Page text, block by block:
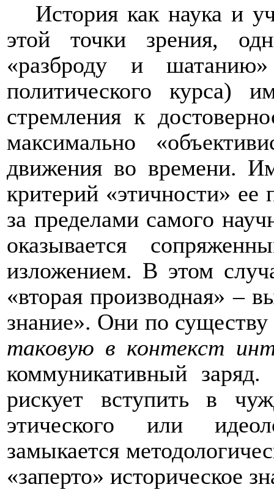
История как наука и
этой точки зрения,
«разброду и
политического курса)
стремления к
максимально
движения во времени.
критерий «этичности» ее
за пределами самого
оказывается
изложением. В этом
«вторая производная» –
знание». Они по существу
таковую в контекст
коммуникативный
рискует вступить в
этического или
замыкается
«заперто» историческое